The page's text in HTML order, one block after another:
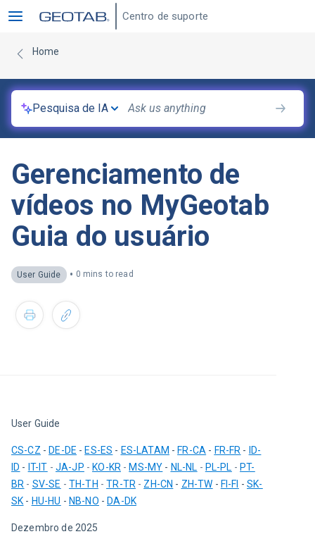
Centro de suporte
Home
Pesquisa de IA
Gerenciamento de
vídeos no MyGeotab
Guia do usuário
User Guide • 0 mins to read
User Guide
CS-CZ - DE-DE - ES-ES - ES-LATAM - FR-CA - FR-FR -
ID-
ID - IT-IT - JA-JP - KO-KR - MS-MY - NL-NL - PL-PL - PT-
BR - SV-SE - TH-TH - TR-TR - ZH-CN - ZH-TW - FI-FI - SK-
SK - HU-HU - NB-NO - DA-DK
Dezembro de 2025